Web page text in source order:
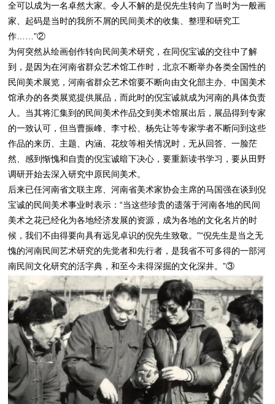
全可以成为一名卓然大家。令人不解的是倪先生转向了当时为一般画
家、起码是当时的我所不屑的民间美术的收集、整理和研究工
作……”②
为何突然从绘画创作转向民间美术研究，在同倪宝诚的交往中了解
到，是因为在河南省群众艺术馆工作时，北京不断举办各类全国性的
民间美术展览，河南省群众艺术馆要不断向由文化部主办、中国美术
馆承办的各类展览提供展品，而此时的倪宝诚就成为河南的具体负责
人。当其将汇集到的民间美术作品交到美术馆展出后，展品得到专家
的一致认可，但当曹振峰、李寸松、杨先让等专家学者不断问到这些
作品的来历、主题、内涵、花纹等相关情况时，无从回答、一脸茫
然、感到惭愧和自责的倪宝诚暗下决心，要重新读书学习，要从田野
调研开始去深入研究中原民间美术。
后来已任河南省文联主席、河南省美术家协会主席的马国强在谈到倪
宝诚的民间美术事业时表示：“当这些珍贵的遗落于河南各地的民间
美术之花已经化为各地经济发展的资源，成为各地的文化名片的时
候，我们不由得要向具有远见卓识的倪先生致敬。”“倪先生是当之无
愧的河南民间艺术研究的先觉者和先行者，是我省不可多得的一部河
南民间文化研究的活字典，和至今未得深掘的文化深井。”③